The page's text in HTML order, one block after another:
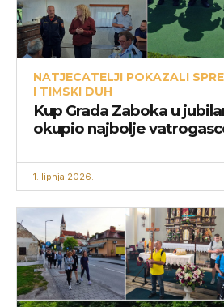
NATJECATELJI POKAZALI
I TIMSKI DUH
Kup Grada Zaboka u
okupio najbolje
1. lipnja 2026.